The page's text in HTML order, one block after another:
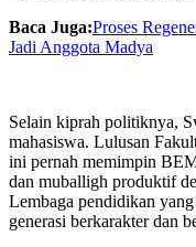
Baca Juga:Proses
Jadi Anggota Madya
Selain kiprah politiknya,
mahasiswa. Lulusan
ini pernah memimpin
dan muballigh produktif
Lembaga pendidikan
generasi berkarakter dan